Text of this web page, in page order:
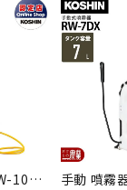
手動 噴霧器 工進 RW-10DX 背負い式 10Lタンク 噴霧 防除 除草